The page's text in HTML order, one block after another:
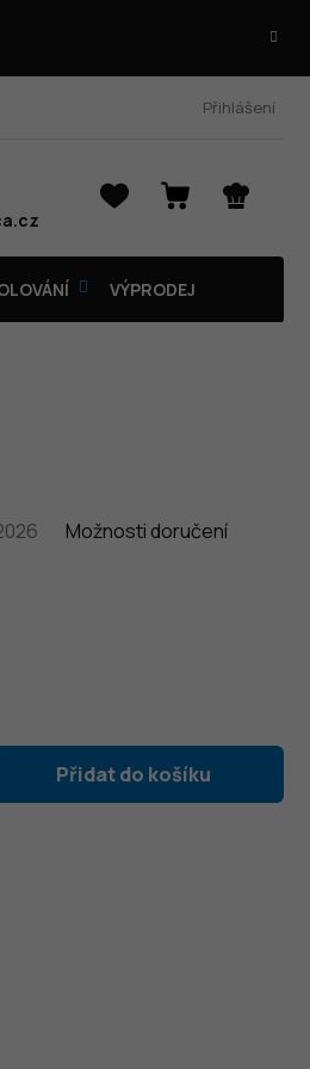
Přihlášení
NÁKUPNÍ
VÝPRODEJ
Možnosti doručení
Přidat do košíku